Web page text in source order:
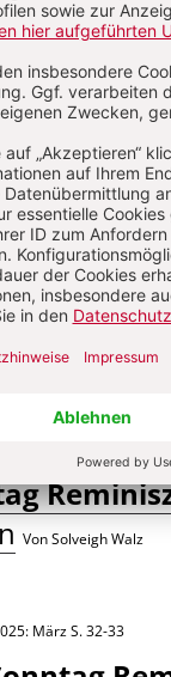
Storck
Von Solveigh Walz
März S. 32-33